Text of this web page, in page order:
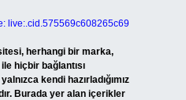
live:.cid.575569c608265c69
herhangi bir marka,
hiçbir bağlantısı
kendi hazırladığımız
Burada yer alan içerikler